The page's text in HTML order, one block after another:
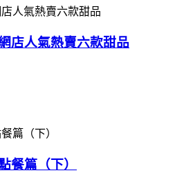
店人氣熱賣六款甜品
餐篇（下）